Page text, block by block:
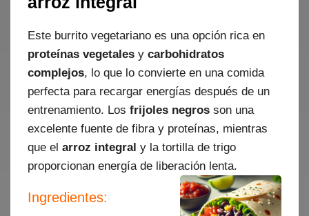
Este burrito vegetariano es una opción rica en
proteínas vegetales y carbohidratos
complejos, lo que lo convierte en una comida
perfecta para recargar energías después de un
entrenamiento. Los frijoles negros son una
excelente fuente de fibra y proteínas, mientras
que el arroz integral y la tortilla de trigo
proporcionan energía de liberación lenta.
Ingredientes: